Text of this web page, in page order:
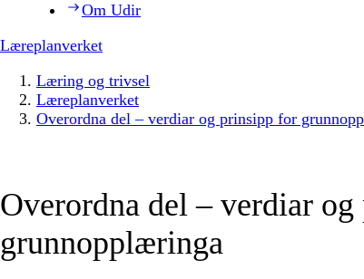
Om Udir
Læreplanverket
Læring og trivsel
Læreplanverket
Overordna del – verdiar og prinsipp for
Overordna del – verdiar
grunnopplæringa